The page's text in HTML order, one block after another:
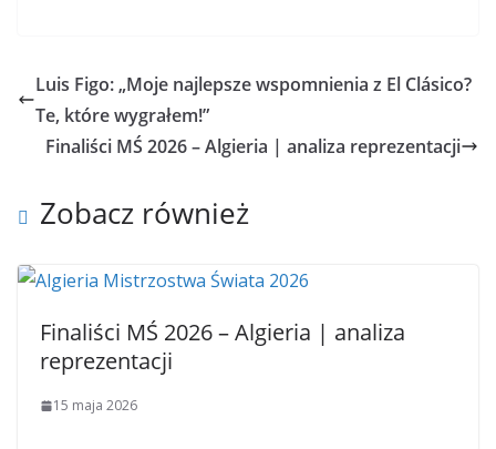
Luis Figo: „Moje najlepsze wspomnienia z El Clásico?
Te, które wygrałem!”
Finaliści MŚ 2026 – Algieria | analiza reprezentacji
Zobacz również
Finaliści MŚ 2026 – Algieria | analiza
reprezentacji
15 maja 2026